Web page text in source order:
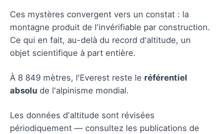
Ces mystères convergent vers un constat : la
montagne produit de l'invérifiable par construction.
Ce qui en fait, au-delà du record d'altitude, un
objet scientifique à part entière.
À 8 849 mètres, l'Everest reste le référentiel
absolu de l'alpinisme mondial.
Les données d'altitude sont révisées
périodiquement — consultez les publications de